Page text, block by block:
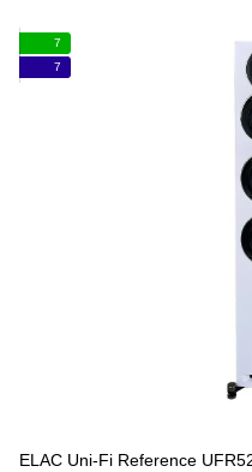
7
7
ELAC Uni-Fi Reference